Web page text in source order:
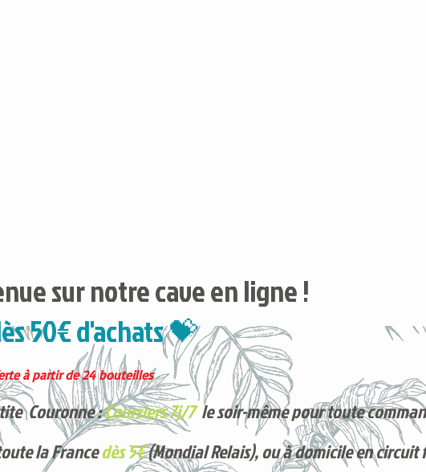
sur notre cave en ligne !
50€ d'achats 💝
à partir de 24 bouteilles
Couronne :Coursiers 7j/7le soir-même pour toute
la Francedès 5€(Mondial Relais), ou à domicile en